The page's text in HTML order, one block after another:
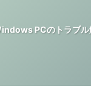
PCのトラブ